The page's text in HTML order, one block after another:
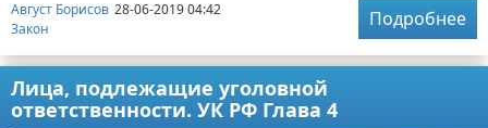
Август Борисов 28-06-2019 04:42
Закон
Подробнее
Лица, подлежащие уголовной
ответственности. УК РФ Глава 4